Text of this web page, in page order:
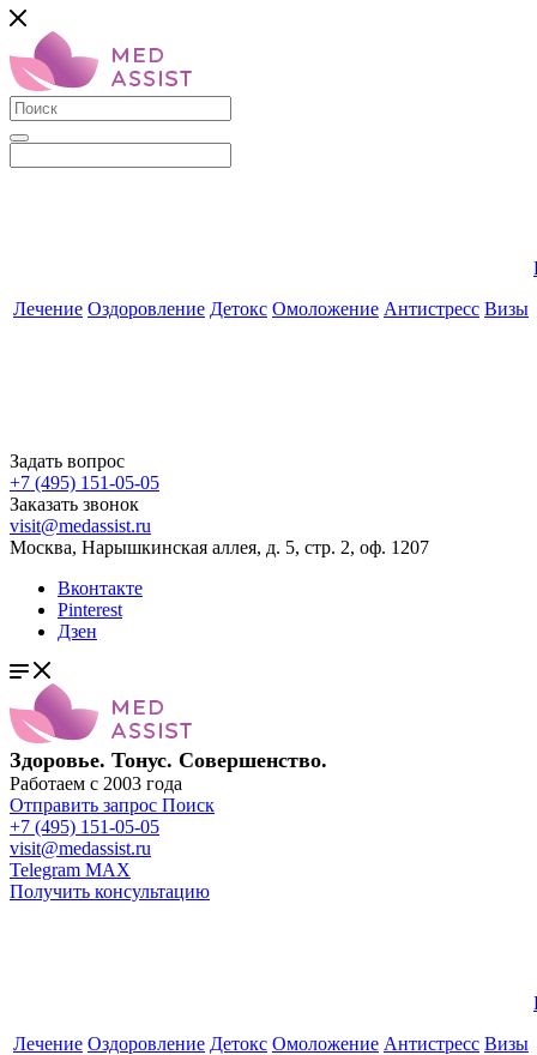
Лечение Оздоровление Детокс Омоложение Антистресс Визы
Задать вопрос
+7 (495) 151-05-05
Заказать звонок
visit@medassist.ru
Москва, Нарышкинская аллея, д. 5, стр. 2, оф. 1207
Вконтакте
Pinterest
Дзен
Здоровье. Тонус. Совершенство.
Работаем с 2003 года
Отправить запрос Поиск
+7 (495) 151-05-05
visit@medassist.ru
Telegram MAX
Получить консультацию
Лечение Оздоровление Детокс Омоложение Антистресс Визы